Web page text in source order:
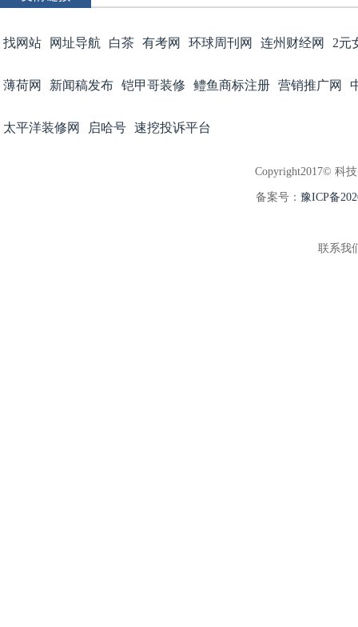
找网站 网址导航 白茶 有考网 环球周刊网 连州财经网 2元
薄荷网 新闻稿发布 铠甲哥装修 鳢鱼商标注册 营销推广网
太平洋装修网 启哈号 速挖投诉平台
Copyright2017© 科
备案号： 豫ICP备
联系我